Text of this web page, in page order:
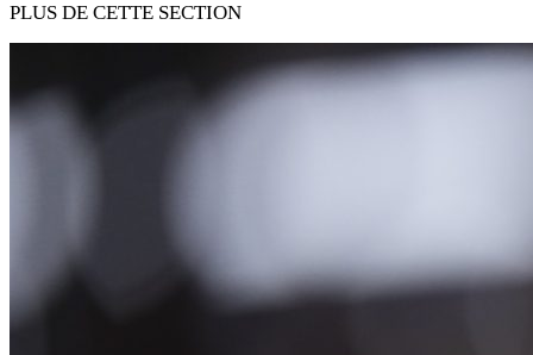
PLUS DE CETTE SECTION